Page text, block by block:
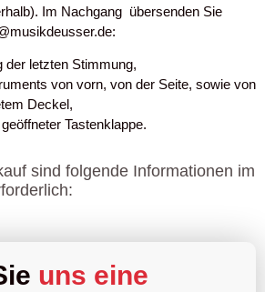
Im Nachgang übersenden Sie
der letzten Stimmung,
von vorn, von der Seite, sowie von
Deckel,
Tastenklappe.
sind folgende Informationen im
uns eine